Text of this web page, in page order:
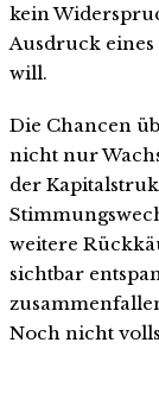
kein
Ausdruck eines
will.
Die Chancen
nicht nur
der
weitere
sichtbar
Noch nicht